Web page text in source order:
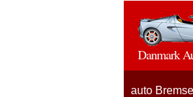
Danmark
auto